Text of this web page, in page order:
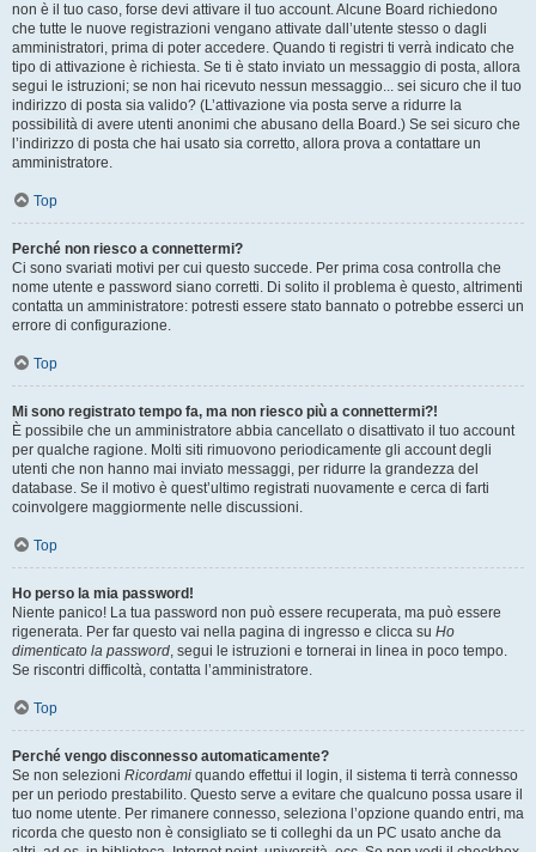
non è il tuo caso, forse devi attivare il tuo account. Alcune Board richiedono
che tutte le nuove registrazioni vengano attivate dall’utente stesso o dagli
amministratori, prima di poter accedere. Quando ti registri ti verrà indicato che
tipo di attivazione è richiesta. Se ti è stato inviato un messaggio di posta, allora
segui le istruzioni; se non hai ricevuto nessun messaggio... sei sicuro che il tuo
indirizzo di posta sia valido? (L’attivazione via posta serve a ridurre la
possibilità di avere utenti anonimi che abusano della Board.) Se sei sicuro che
l’indirizzo di posta che hai usato sia corretto, allora prova a contattare un
amministratore.
Top
Perché non riesco a connettermi?
Ci sono svariati motivi per cui questo succede. Per prima cosa controlla che
nome utente e password siano corretti. Di solito il problema è questo, altrimenti
contatta un amministratore: potresti essere stato bannato o potrebbe esserci un
errore di configurazione.
Top
Mi sono registrato tempo fa, ma non riesco più a connettermi?!
È possibile che un amministratore abbia cancellato o disattivato il tuo account
per qualche ragione. Molti siti rimuovono periodicamente gli account degli
utenti che non hanno mai inviato messaggi, per ridurre la grandezza del
database. Se il motivo è quest’ultimo registrati nuovamente e cerca di farti
coinvolgere maggiormente nelle discussioni.
Top
Ho perso la mia password!
Niente panico! La tua password non può essere recuperata, ma può essere
rigenerata. Per far questo vai nella pagina di ingresso e clicca su Ho
dimenticato la password, segui le istruzioni e tornerai in linea in poco tempo.
Se riscontri difficoltà, contatta l’amministratore.
Top
Perché vengo disconnesso automaticamente?
Se non selezioni Ricordami quando effettui il login, il sistema ti terrà connesso
per un periodo prestabilito. Questo serve a evitare che qualcuno possa usare il
tuo nome utente. Per rimanere connesso, seleziona l’opzione quando entri, ma
ricorda che questo non è consigliato se ti colleghi da un PC usato anche da